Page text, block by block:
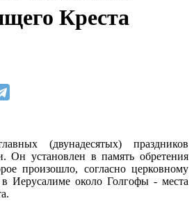
Креста
(двунадесятых) праздников
Он установлен в память обретения
произошло, согласно церковному
Иерусалиме около Голгофы - места